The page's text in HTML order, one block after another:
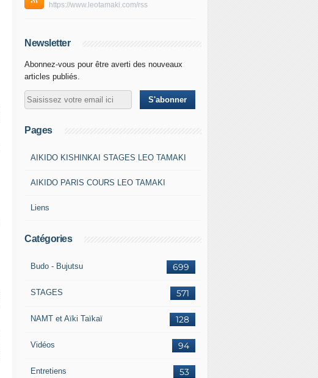
https://www.leotamaki.com/rss
Newsletter
Abonnez-vous pour être averti des nouveaux
articles publiés.
Pages
AIKIDO KISHINKAI STAGES LEO TAMAKI
AIKIDO PARIS COURS LEO TAMAKI
Liens
Catégories
699
Budo - Bujutsu
571
STAGES
128
NAMT et Aïki Taïkaï
94
Vidéos
53
Entretiens